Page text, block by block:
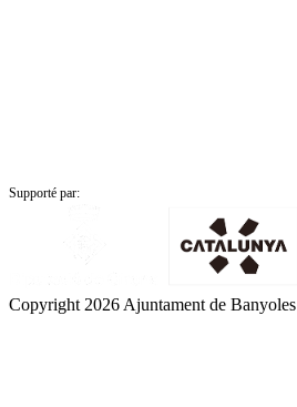
Supporté par:
Copyright 2026 Ajuntament de Banyoles